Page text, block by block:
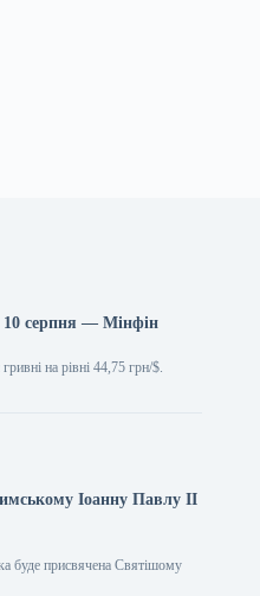
10 серпня — Мінфін
на рівні 44,75 грн/$.
Іоанну Павлу II
буде присвячена Святішому